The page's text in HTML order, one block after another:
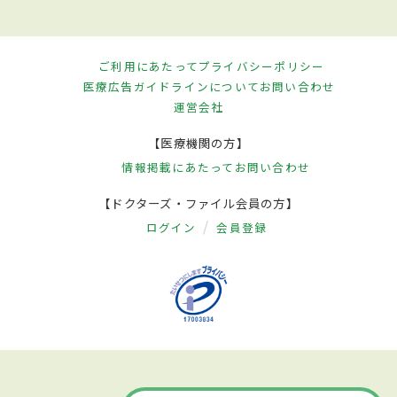
ご利用にあたってプライバシーポリシー
医療広告ガイドラインについてお問い合わせ
運営会社
【医療機関の方】
情報掲載にあたって お問い合わせ
【ドクターズ・ファイル会員の方】
ログイン 会員登録